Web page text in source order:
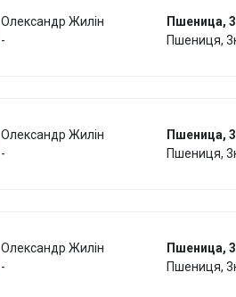
Олександр Жилін
-
Пшеница,
Пшениця,
Олександр Жилін
-
Пшеница,
Пшениця,
Олександр Жилін
-
Пшеница,
Пшениця,